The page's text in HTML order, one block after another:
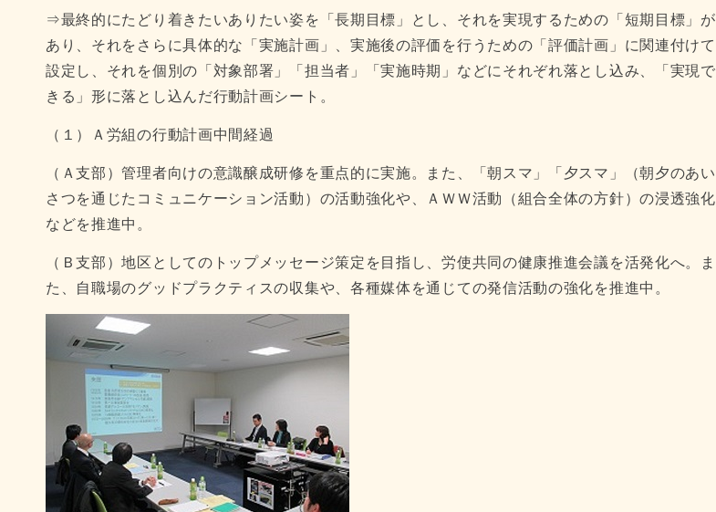
⇒最終的にたどり着きたいありたい姿を「長期目標」とし、それを実現するための「短期目標」が
あり、それをさらに具体的な「実施計画」、実施後の評価を行うための「評価計画」に関連付けて
設定し、それを個別の「対象部署」「担当者」「実施時期」などにそれぞれ落とし込み、「実現で
きる」形に落とし込んだ行動計画シート。
（１）Ａ労組の行動計画中間経過
（Ａ支部）管理者向けの意識醸成研修を重点的に実施。また、「朝スマ」「夕スマ」（朝夕のあい
さつを通じたコミュニケーション活動）の活動強化や、ＡＷＷ活動（組合全体の方針）の浸透強化
などを推進中。
（Ｂ支部）地区としてのトップメッセージ策定を目指し、労使共同の健康推進会議を活発化へ。ま
た、自職場のグッドプラクティスの収集や、各種媒体を通じての発信活動の強化を推進中。